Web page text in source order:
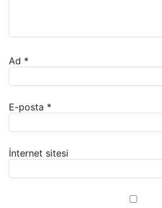
Ad *
E-posta *
İnternet sitesi